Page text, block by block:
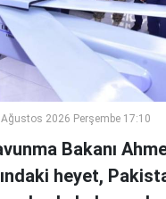
2026 Perşembe 17:10
Bakanı
heyet,